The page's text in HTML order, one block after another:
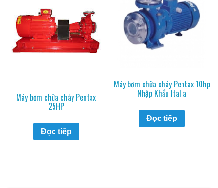
Máy bơm chữa cháy Pentax
25HP
Đọc tiếp
Máy bơm chữa cháy Pentax 10hp
Nhập Khẩu Italia
Đọc tiếp